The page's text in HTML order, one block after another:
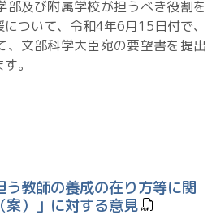
部及び附属学校が担うべき役割を
ついて、令和4年6月15日付で、
、文部科学大臣宛の要望書を提出
。
う教師の養成の在り方等に関
案）」に対する意見